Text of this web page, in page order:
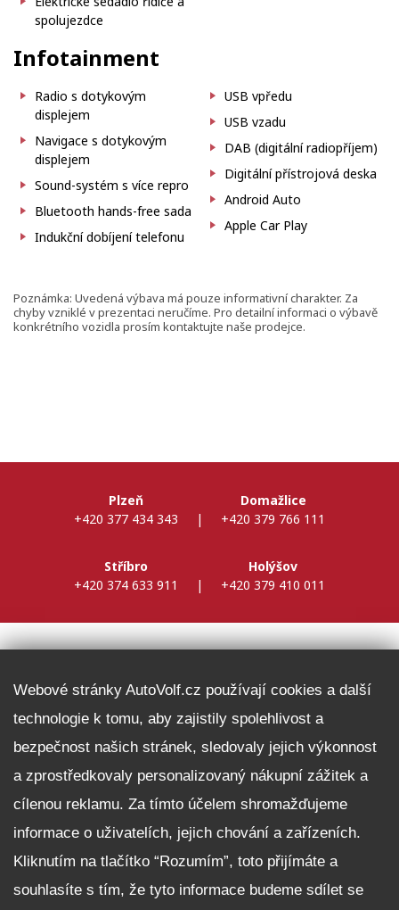
spolujezdce
Infotainment
Radio s dotykovým
displejem
Navigace s dotykovým
displejem
Sound-systém s více repro
Bluetooth hands-free sada
Indukční dobíjení telefonu
USB vpředu
USB vzadu
DAB (digitální radiopříjem)
Digitální přístrojová deska
Android Auto
Apple Car Play
Poznámka: Uvedená výbava má pouze informativní charakter. Za
chyby vzniklé v prezentaci neručíme. Pro detailní informaci o výbavě
konkrétního vozidla prosím kontaktujte naše prodejce.
Plzeň
+420 377 434 343
|
Domažlice
+420 379 766 111
Stříbro
+420 374 633 911
|
Holýšov
+420 379 410 011
Fleet program Škoda
Nabídka zaměstnání
Facebook
Reklamační řád
Zásady zpracování osobních údajů pro zákazníky
Upozornění pro věřitele a společníky na jejich práva
Nastavení cookies
Webové stránky AutoVolf.cz používají cookies a další
technologie k tomu, aby zajistily spolehlivost a
bezpečnost našich stránek, sledovaly jejich výkonnost
a zprostředkovaly personalizovaný nákupní zážitek a
cílenou reklamu. Za tímto účelem shromažďujeme
informace o uživatelích, jejich chování a zařízeních.
Kliknutím na tlačítko “Rozumím”, toto přijímáte a
souhlasíte s tím, že tyto informace budeme sdílet se